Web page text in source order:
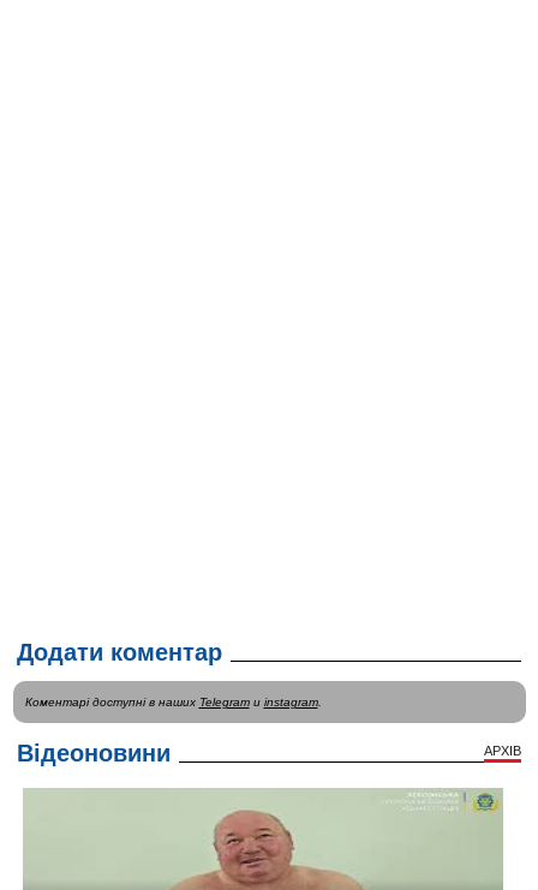
Додати коментар
Коментарі доступні в наших Telegramи instagram.
Відеоновини АРХІВ